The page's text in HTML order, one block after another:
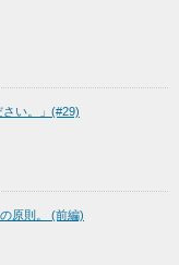
い。」(#29)
原則。 (前編)